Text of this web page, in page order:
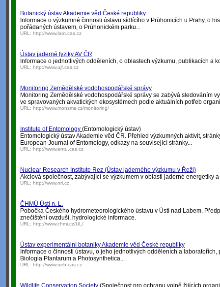
Botanický ústav Akademie věd České republiky
Informace o výzkumné činnosti ústavu sídlícího v Průhonicích u Prahy, o
pořádaných ústavem, o Průhonickém parku...
URL: http://www.ibot.cas.cz
Ústav jaderné fyziky AV ČR
Informace o jednotlivých odděleních, o oblastech výzkumu, publikacích a
URL: http://www.ujf.cas.cz
Monitoring Zemědělské vodohospodářské správy
Monitoring Zemědělské vodohospodářské správy se zabývá sledováním
ve spravovaných akvatických ekosystémech podle aktuálních potřeb
URL: http://www.monsms.cz/monitoring/
Institute of Entomology (Entomologický ústav)
Entomologický ústav Akademie věd ČR. Přehled výzkumných aktivit,
European Journal of Entomology, odkazy na související stránky...
URL: http://www.entu.cas.cz
Nuclear Research Institute Rez (Ústav jaderného výzkumu v Řeži)
Akciová společnost, zabývající se výzkumem v oblasti jaderné energetiky
URL: http://www.nri.cz
ČHMÚ Ústí n. L.
Pobočka Českého hydrometeorologického ústavu v Ústí nad Labem.
znečištění ovzduší, hydrologické informace.
URL: http://www.chmi.cz/UL/
Ústav experimentální botaniky Akademie věd České republiky
Informace o činnosti ústavu, o jeho jednotlivých odděleních a
Biologia Plantarum a Photosynthetica...
URL: http://www.ueb.cas.cz
Wildlife Conservation Society (Společnost pro ochranu volně žijících